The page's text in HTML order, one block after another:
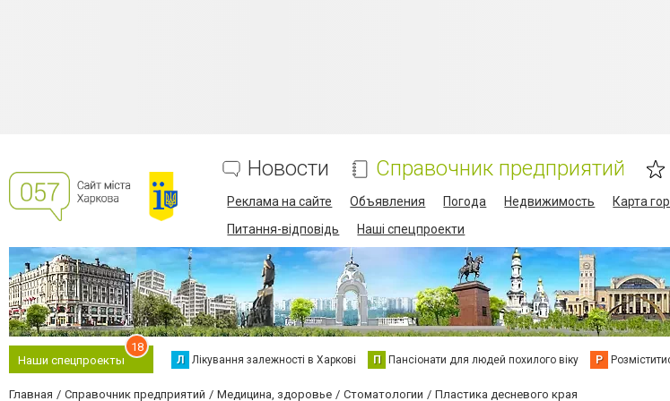
Новости Справочник предприятий
Реклама на сайте Объявления Погода Недвижимость Карта
Питання-відповідь
Наші спецпроекти
Наши спецпроекты
18
Л Лікування залежності в Харкові П Пансіонати для людей похилого віку Р
Главная Справочник предприятий Медицина, здоровье Стоматологии Пластика десневого края